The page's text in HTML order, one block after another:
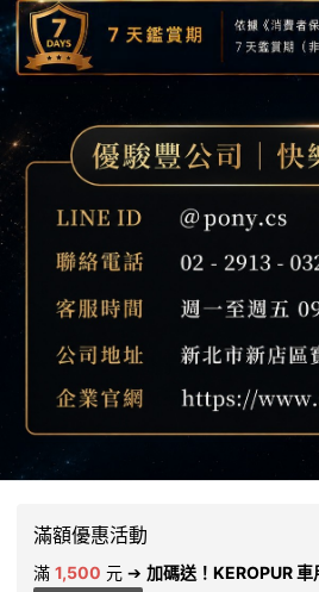
滿額優惠活動
滿 1,500 元 ➔ 加碼送！KEROPUR 車